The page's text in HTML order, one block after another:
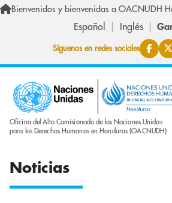
Skip to main content
Bienvenidos y bienvenidas a OACNUDH
Español Inglés
Síguenos en redes sociales
Oficina del Alto Comisionado de las Naciones Unidas
para los Derechos Humanos en Honduras (OACNUDH)
Noticias